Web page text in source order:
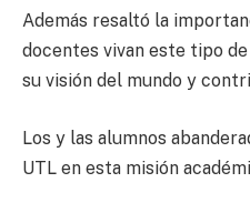
Además resaltó la
docentes vivan este tipo
su visión del mundo y
Los y las alumnos
UTL en esta misión